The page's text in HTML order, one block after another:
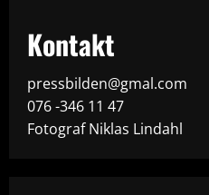
Kontakt
pressbilden@gmal.com
076 -346 11 47
Fotograf Niklas Lindahl